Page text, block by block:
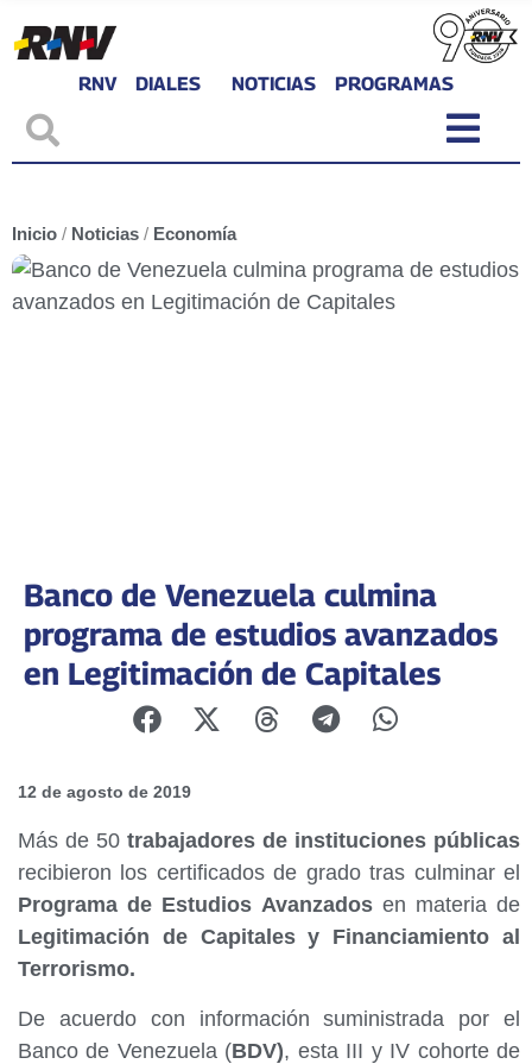
RNV DIALES NOTICIAS PROGRAMAS
Inicio / Noticias / Economía
Banco de Venezuela culmina
programa de estudios avanzados
en Legitimación de Capitales
12 de agosto de 2019
Más de 50 trabajadores de instituciones públicas
recibieron los certificados de grado tras culminar el
Programa de Estudios Avanzadosen materia de
Legitimación de Capitales y Financiamiento al
Terrorismo.
De acuerdo con información suministrada por el
Banco de Venezuela (BDV), esta III y IV cohorte de